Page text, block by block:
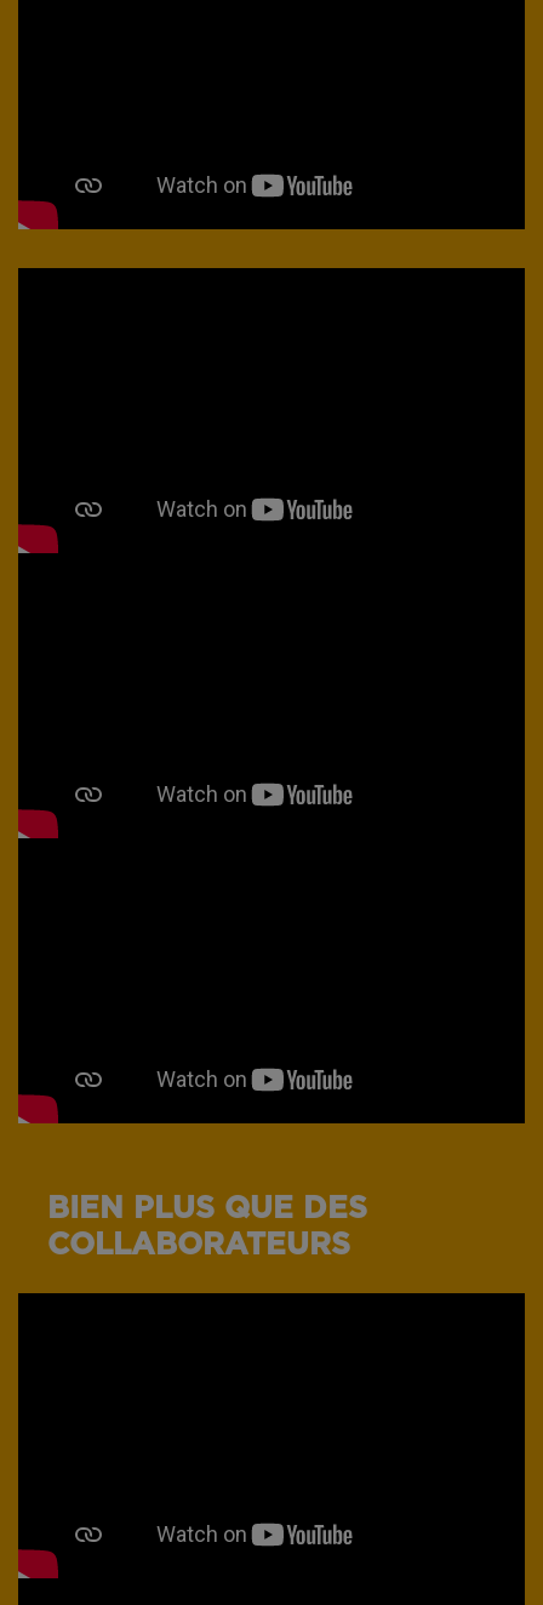
BIEN PLUS QUE DES
COLLABORATEURS